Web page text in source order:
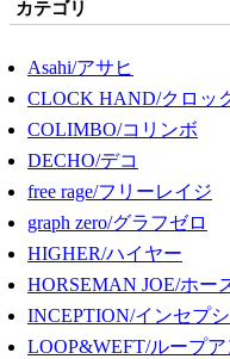
カテゴリ
Asahi/アサヒ
CLOCK HAND/クロッ
COLIMBO/コリンボ
DECHO/デコ
free rage/フリーレイジ
graph zero/グラフゼロ
HIGHER/ハイヤー
HORSEMAN JOE/ホー
INCEPTION/インセプ
LOOP&WEFT/ループア